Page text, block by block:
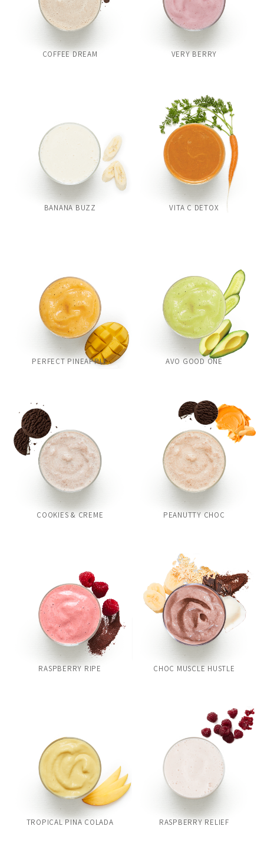
COFFEE DREAM VERY BERRY
BANANA BUZZ VITA C DETOX
PERFECT PINEAPPLE AVO GOOD ONE
COOKIES & CREME PEANUTTY CHOC
RASPBERRY RIPE CHOC MUSCLE HUSTLE
TROPICAL PINA COLADA RASPBERRY RELIEF